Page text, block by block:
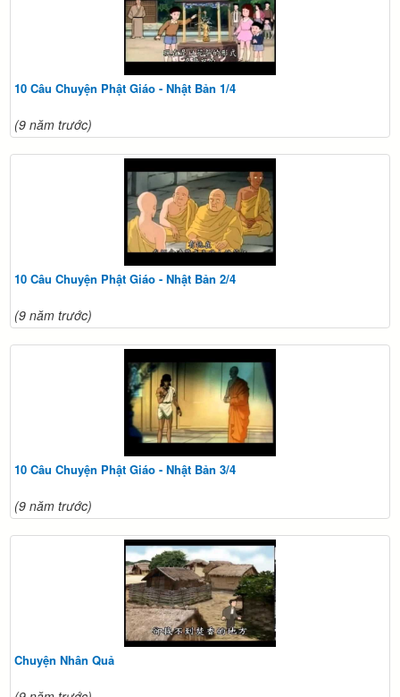
10 Câu Chuyện Phật Giáo - Nhật Bản 1/4
(9 năm trước)
10 Câu Chuyện Phật Giáo - Nhật Bản 2/4
(9 năm trước)
10 Câu Chuyện Phật Giáo - Nhật Bản 3/4
(9 năm trước)
Chuyện Nhân Quả